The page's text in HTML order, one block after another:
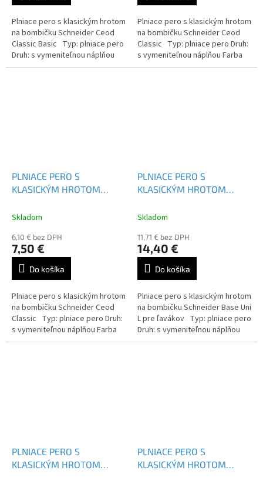
Plniace pero s klasickým hrotom
na bombičku Schneider Ceod
Classic Basic Typ: plniace pero
Druh: s vymeniteľnou náplňou
Farba náplne: modrá
Plniace pero s klasickým hrotom
na bombičku Schneider Ceod
Classic Typ: plniace pero Druh:
s vymeniteľnou náplňou Farba
náplne: modrá
PLNIACE PERO S
KLASICKÝM HROTOM
168500
Skladom
6,10 € bez DPH
7,50 €
Do košíka
Plniace pero s klasickým hrotom
na bombičku Schneider Ceod
Classic Typ: plniace pero Druh:
s vymeniteľnou náplňou Farba
náplne: modrá
PLNIACE PERO S
KLASICKÝM HROTOM
160401
Skladom
11,71 € bez DPH
14,40 €
Do košíka
Plniace pero s klasickým hrotom
na bombičku Schneider Base Uni
L pre ľavákov Typ: plniace pero
Druh: s vymeniteľnou náplňou
Farba náplne: modrá
PLNIACE PERO S
KLASICKÝM HROTOM
PLNIACE PERO S
KLASICKÝM HROTOM